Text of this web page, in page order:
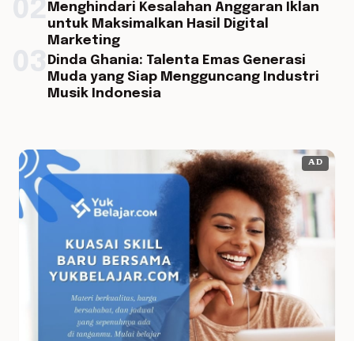
Menghindari Kesalahan Anggaran Iklan
untuk Maksimalkan Hasil Digital
Marketing
Dinda Ghania: Talenta Emas Generasi
Muda yang Siap Mengguncang Industri
Musik Indonesia
AD